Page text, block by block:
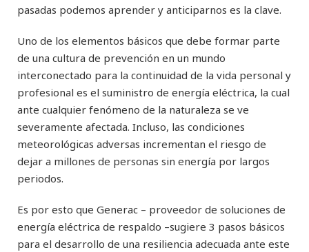
pasadas podemos aprender y anticiparnos es la clave.
Uno de los elementos básicos que debe formar parte
de una cultura de prevención en un mundo
interconectado para la continuidad de la vida personal y
profesional es el suministro de energía eléctrica, la cual
ante cualquier fenómeno de la naturaleza se ve
severamente afectada. Incluso, las condiciones
meteorológicas adversas incrementan el riesgo de
dejar a millones de personas sin energía por largos
periodos.
Es por esto que Generac – proveedor de soluciones de
energía eléctrica de respaldo –sugiere 3 pasos básicos
para el desarrollo de una resiliencia adecuada ante este